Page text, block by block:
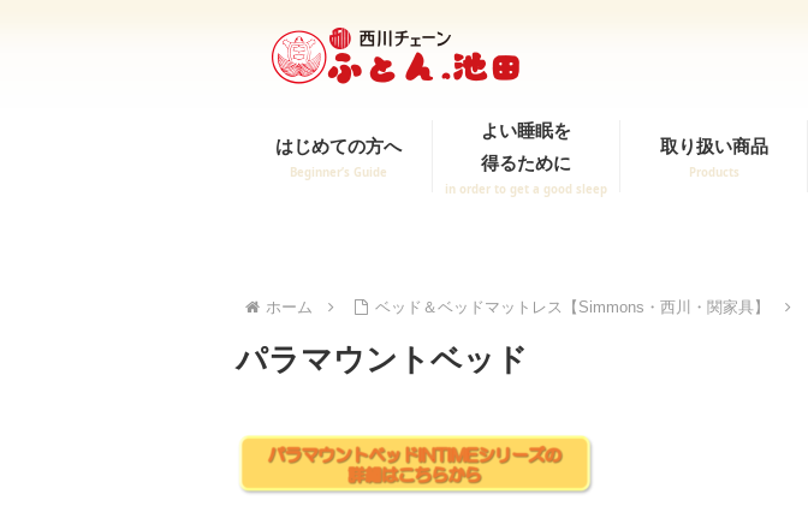
はじめての方へ
Beginner’s Guide
よい睡眠を
得るために
in order to get a good sleep
取り扱い商品
Products
ホーム ベッド＆ベッドマットレス【Simmons・西川・関家具】
パラマウントベッド